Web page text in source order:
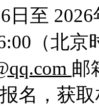
日至
（北
邮
名，获